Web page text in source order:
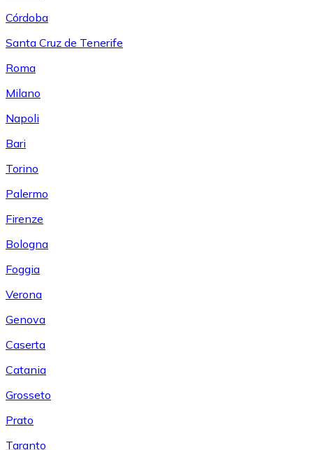
Córdoba
Santa Cruz de Tenerife
Roma
Milano
Napoli
Bari
Torino
Palermo
Firenze
Bologna
Foggia
Verona
Genova
Caserta
Catania
Grosseto
Prato
Taranto